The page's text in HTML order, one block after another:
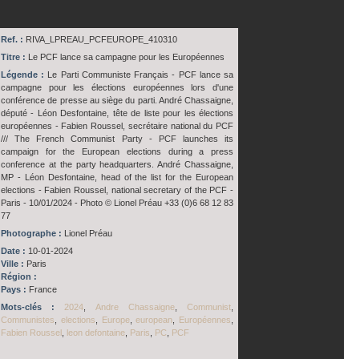
Ref. : RIVA_LPREAU_PCFEUROPE_410310
Titre : Le PCF lance sa campagne pour les Européennes
Légende : Le Parti Communiste Français - PCF lance sa
campagne pour les élections européennes lors d'une
conférence de presse au siège du parti. André Chassaigne,
député - Léon Desfontaine, tête de liste pour les élections
européennes - Fabien Roussel, secrétaire national du PCF
/// The French Communist Party - PCF launches its
campaign for the European elections during a press
conference at the party headquarters. André Chassaigne,
MP - Léon Desfontaine, head of the list for the European
elections - Fabien Roussel, national secretary of the PCF -
Paris - 10/01/2024 - Photo © Lionel Préau +33 (0)6 68 12 83
77
Photographe : Lionel Préau
Date : 10-01-2024
Ville : Paris
Région :
Pays : France
Mots-clés :
2024 Andre Chassaigne,Communist
Communistes
elections Europe,european Européennes
Fabien Roussel leon defontaine Paris PC PCF